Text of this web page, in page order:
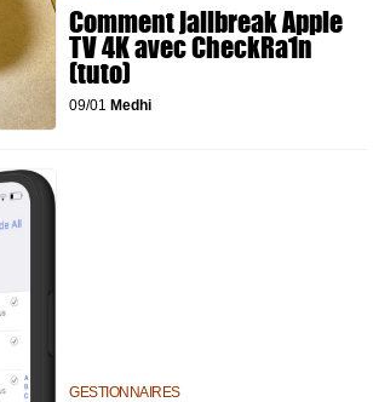
Comment jailbreak Apple
TV 4K avec CheckRa1n
(tuto)
09/01 Medhi
GESTIONNAIRES